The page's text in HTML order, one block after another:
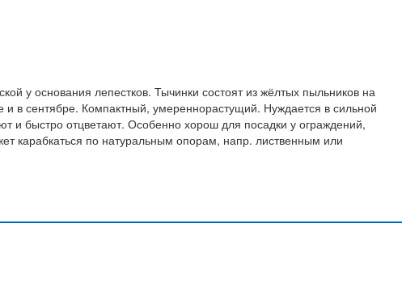
у основания лепестков. Тычинки состоят из жёлтых пыльников на
в сентябре. Компактный, умереннорастущий. Нуждается в сильной
и быстро отцветают. Особенно хорош для посадки у ограждений,
карабкаться по натуральным опорам, напр. лиственным или